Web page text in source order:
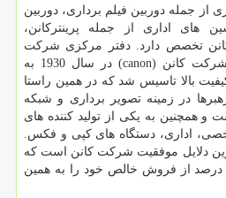
از جمله دوربین فیلم برداری، دوربین
های اداری از جمله پرینترکانن،
تخصص دارد. دفتر مرکزی شرکت
شرکت کانن (canon
) در سال 1930 به
بالا تاسیس شد که در همین راستا
در زمینه تصویر برداری و شبکه
و همچنین به یکی از تولید کننده های
اداری، دستگاه های کپی و فکس.
دلایل موفقیت شرکت کانن است که
کمپانی کانن سالانه حدود 10 درصد از فروش خالص خود را به همین